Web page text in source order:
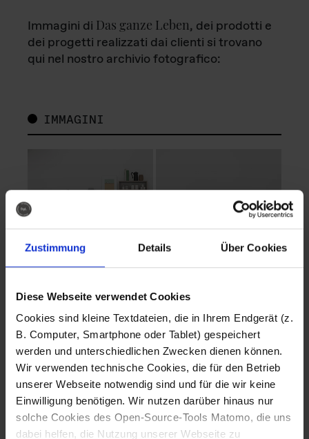
Zustimmung Details Über Cookies
Diese Webseite verwendet Cookies
Cookies sind kleine Textdateien, die in Ihrem Endgerät (z.
B. Computer, Smartphone oder Tablet) gespeichert
werden und unterschiedlichen Zwecken dienen können.
Wir verwenden technische Cookies, die für den Betrieb
unserer Webseite notwendig sind und für die wir keine
Einwilligung benötigen. Wir nutzen darüber hinaus nur
solche Cookies des Open-Source-Tools Matomo, die uns
dabei helfen, die Nutzung unserer Webseite zu
Immagini di Das ganze Leben, dei prodotti e
dei progetti realizzati dai clienti si trovano
qui nel nostro archivio fotografico:
IMMAGINI
Fotografo: Lorenz
Sternbach
Download
Fotografo: Lorenz
Sternbach
Download